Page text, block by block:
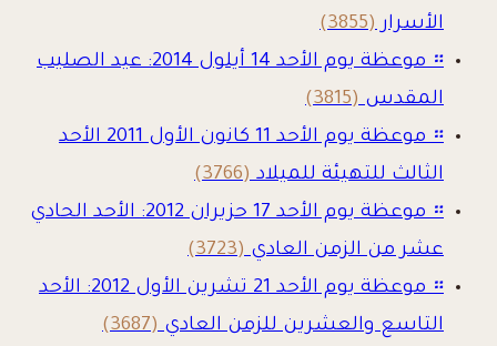
الأسرار(3855)
።
موعظة يوم الأحد 14 أيلول 2014: عيد الصليب
المقدس(3815)
።
موعظة يوم الأحد 11 كانون الأول 2011 الأحد
الثالث للتهيئة للميلاد(3766)
።
موعظة يوم الأحد 17 حزيران 2012: الأحد الحادي
عشر من الزمن العادي(3723)
።
موعظة يوم الأحد 21 تشرين الأول 2012: الأحد
التاسع والعشرين للزمن العادي(3687)